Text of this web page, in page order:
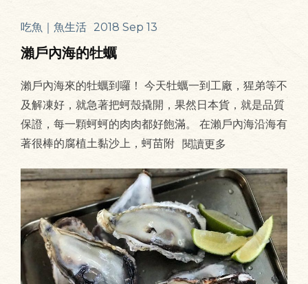
吃魚｜魚生活 2018 Sep 13
瀨戶內海的牡蠣
瀨戶內海來的牡蠣到囉！ 今天牡蠣一到工廠，猩弟等不
及解凍好，就急著把蚵殼撬開，果然日本貨，就是品質
保證，每一顆蚵蚵的肉肉都好飽滿。 在瀨戶內海沿海有
著很棒的腐植土黏沙上，蚵苗附 閱讀更多